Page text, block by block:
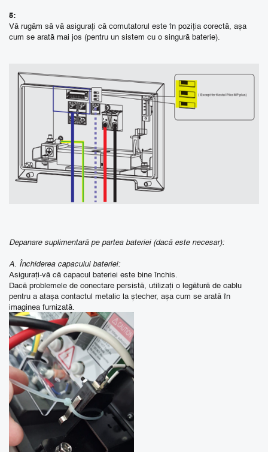
5:
Vă rugăm să vă asigurați că comutatorul este în poziția corectă, așa
cum se arată mai jos (pentru un sistem cu o singură baterie).
Depanare suplimentară pe partea bateriei (dacă este necesar):
A. Închiderea capacului bateriei:
Asigurați-vă că capacul bateriei este bine închis.
Dacă problemele de conectare persistă, utilizați o legătură de cablu
pentru a atașa contactul metalic la ștecher, așa cum se arată în
imaginea furnizată.